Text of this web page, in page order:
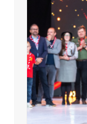
w
i
ę
t